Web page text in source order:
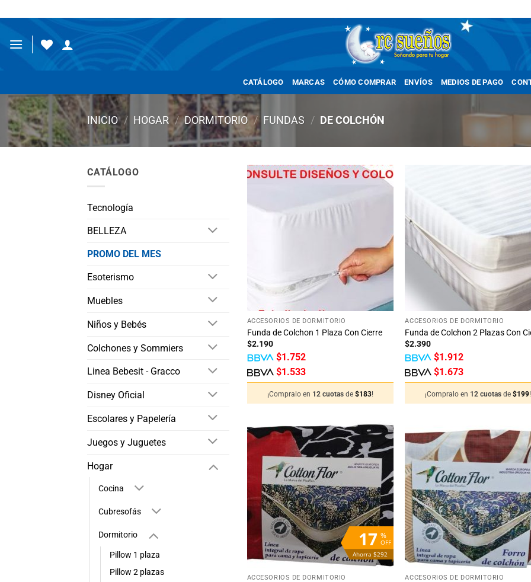
al
contenido
CATÁLOGO MARCAS CÓMO COMPRAR ENVÍOS MEDIOS DE PAGO
INICIO / HOGAR / DORMITORIO / FUNDAS / DE COLCHÓN
CATÁLOGO
Tecnología
BELLEZA
PROMO DEL MES
Esoterismo
Muebles
Niños y Bebés
Colchones y Sommiers
Linea Bebesit - Gracco
Disney Oficial
Escolares y Papelería
Juegos y Juguetes
Hogar
Cocina
Cubresofás
Dormitorio
Pillow 1 plaza
Pillow 2 plazas
ACCESORIOS DE DORMITORIO
Funda de Colchon 1 Plaza Con Cierre
$2.190
$1.752
$1.533
¡Compralo en 12 cuotas de $183!
a
ACCESORIOS DE DORMITORIO
Funda de Colchon 2 Plazas Con
$2.390
$1.912
$1.673
¡Compralo en 12 cuotasde$199!
%
OFF
17
Ahorra $292
Añadir
a la
lista
deseos
+
ACCESORIOS DE DORMITORIO
a
+
ACCESORIOS DE DORMITORIO